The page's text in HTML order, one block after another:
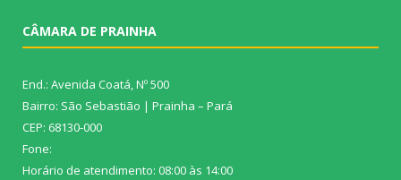
CÂMARA DE PRAINHA
End.: Avenida Coatá, Nº 500
Bairro: São Sebastião | Prainha – Pará
CEP: 68130-000
Fone:
Horário de atendimento: 08:00 às 14:00